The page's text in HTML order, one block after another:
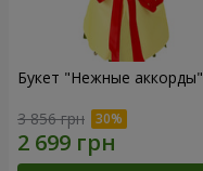
Букет "Нежные аккорды"
3 856 грн